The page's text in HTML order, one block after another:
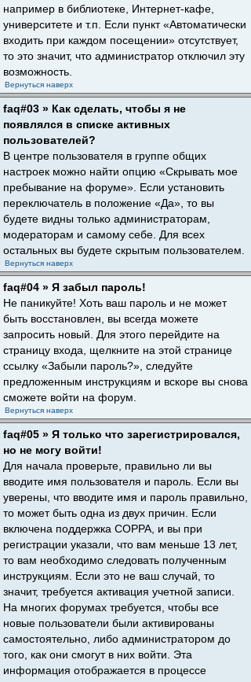
например в библиотеке, Интернет-кафе,
университете и т.п. Если пункт «Автоматически
входить при каждом посещении» отсутствует,
то это значит, что администратор отключил эту
возможность.
Вернуться наверх
faq#03 » Как сделать, чтобы я не
появлялся в списке активных
пользователей?
В центре пользователя в группе общих
настроек можно найти опцию «Скрывать мое
пребывание на форуме». Если установить
переключатель в положение «Да», то вы
будете видны только администраторам,
модераторам и самому себе. Для всех
остальных вы будете скрытым пользователем.
Вернуться наверх
faq#04 » Я забыл пароль!
Не паникуйте! Хоть ваш пароль и не может
быть восстановлен, вы всегда можете
запросить новый. Для этого перейдите на
страницу входа, щелкните на этой странице
ссылку «Забыли пароль?», следуйте
предложенным инструкциям и вскоре вы снова
сможете войти на форум.
Вернуться наверх
faq#05 » Я только что зарегистрировался,
но не могу войти!
Для начала проверьте, правильно ли вы
вводите имя пользователя и пароль. Если вы
уверены, что вводите имя и пароль правильно,
то может быть одна из двух причин. Если
включена поддержка COPPA, и вы при
регистрации указали, что вам меньше 13 лет,
то вам необходимо следовать полученным
инструкциям. Если это не ваш случай, то
значит, требуется активация учетной записи.
На многих форумах требуется, чтобы все
новые пользователи были активированы
самостоятельно, либо администратором до
того, как они смогут в них войти. Эта
информация отображается в процессе